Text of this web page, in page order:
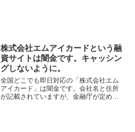
株式会社エムアイカードという融
資サイトは闇金です。キャッシン
グしないように。
全国どこでも即日対応の「株式会社エム
アイカード」は闇金です。会社名と住所
が記載されていますが、金融庁が定める